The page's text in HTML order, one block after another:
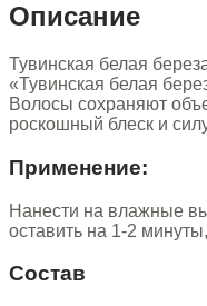
Описание
Тувинская белая
«Тувинская белая
Волосы сохраняют
роскошный блеск и
Применение:
Нанести на влажные
оставить на 1-2
Состав